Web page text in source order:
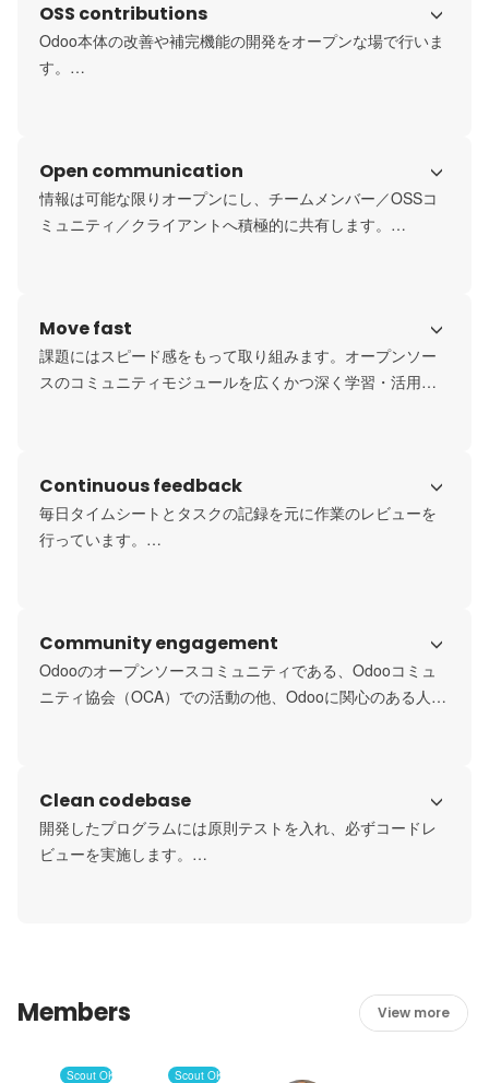
OSS contributions
Odoo本体の改善や補完機能の開発をオープンな場で行いま
す。
ご参考：
OSSコミュニティ活動のすすめ
Open communication
情報は可能な限りオープンにし、チームメンバー／OSSコ
ミュニティ／クライアントへ積極的に共有します。
https://x.com/qrtlodoo
Move fast
課題にはスピード感をもって取り組みます。オープンソー
スのコミュニティモジュールを広くかつ深く学習・活用す
手続きコストも極力省くスタイルで、クライアントにも高
い評価をいただいています。
Continuous feedback
毎日タイムシートとタスクの記録を元に作業のレビューを
行っています。
まざまな切り口でメンバー間の認識のすり合わせをしま
す。
Community engagement
Odooのオープンソースコミュニティである、Odooコミュ
ニティ協会（OCA）での活動の他、Odooに関心のある人た
す。
ご参考：https://www.quartile.co/events
Clean codebase
開発したプログラムには原則テストを入れ、必ずコードレ
ビューを実施します。
Members View more
Scout OK Scout OK